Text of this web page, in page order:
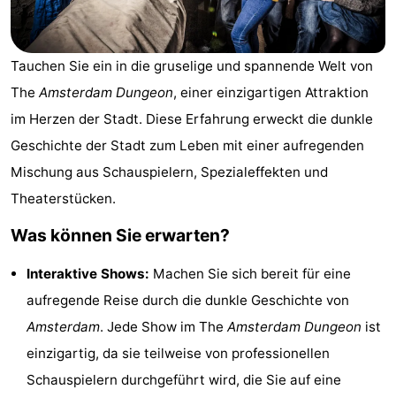
Sehen
&
tun
-
Museen
Denkmäler
-
Kirchen
Rundfahrten
Führungen
Tauchen Sie ein in die gruselige und spannende Welt von
The Amsterdam Dungeon, einer einzigartigen Attraktion
im Herzen der Stadt. Diese Erfahrung erweckt die dunkle
Geschichte der Stadt zum Leben mit einer aufregenden
Mischung aus Schauspielern, Spezialeffekten und
Theaterstücken.
Was können Sie erwarten?
Interaktive Shows: Machen Sie sich bereit für eine
aufregende Reise durch die dunkle Geschichte von
Amsterdam. Jede Show im The Amsterdam Dungeon ist
einzigartig, da sie teilweise von professionellen
Schauspielern durchgeführt wird, die Sie auf eine